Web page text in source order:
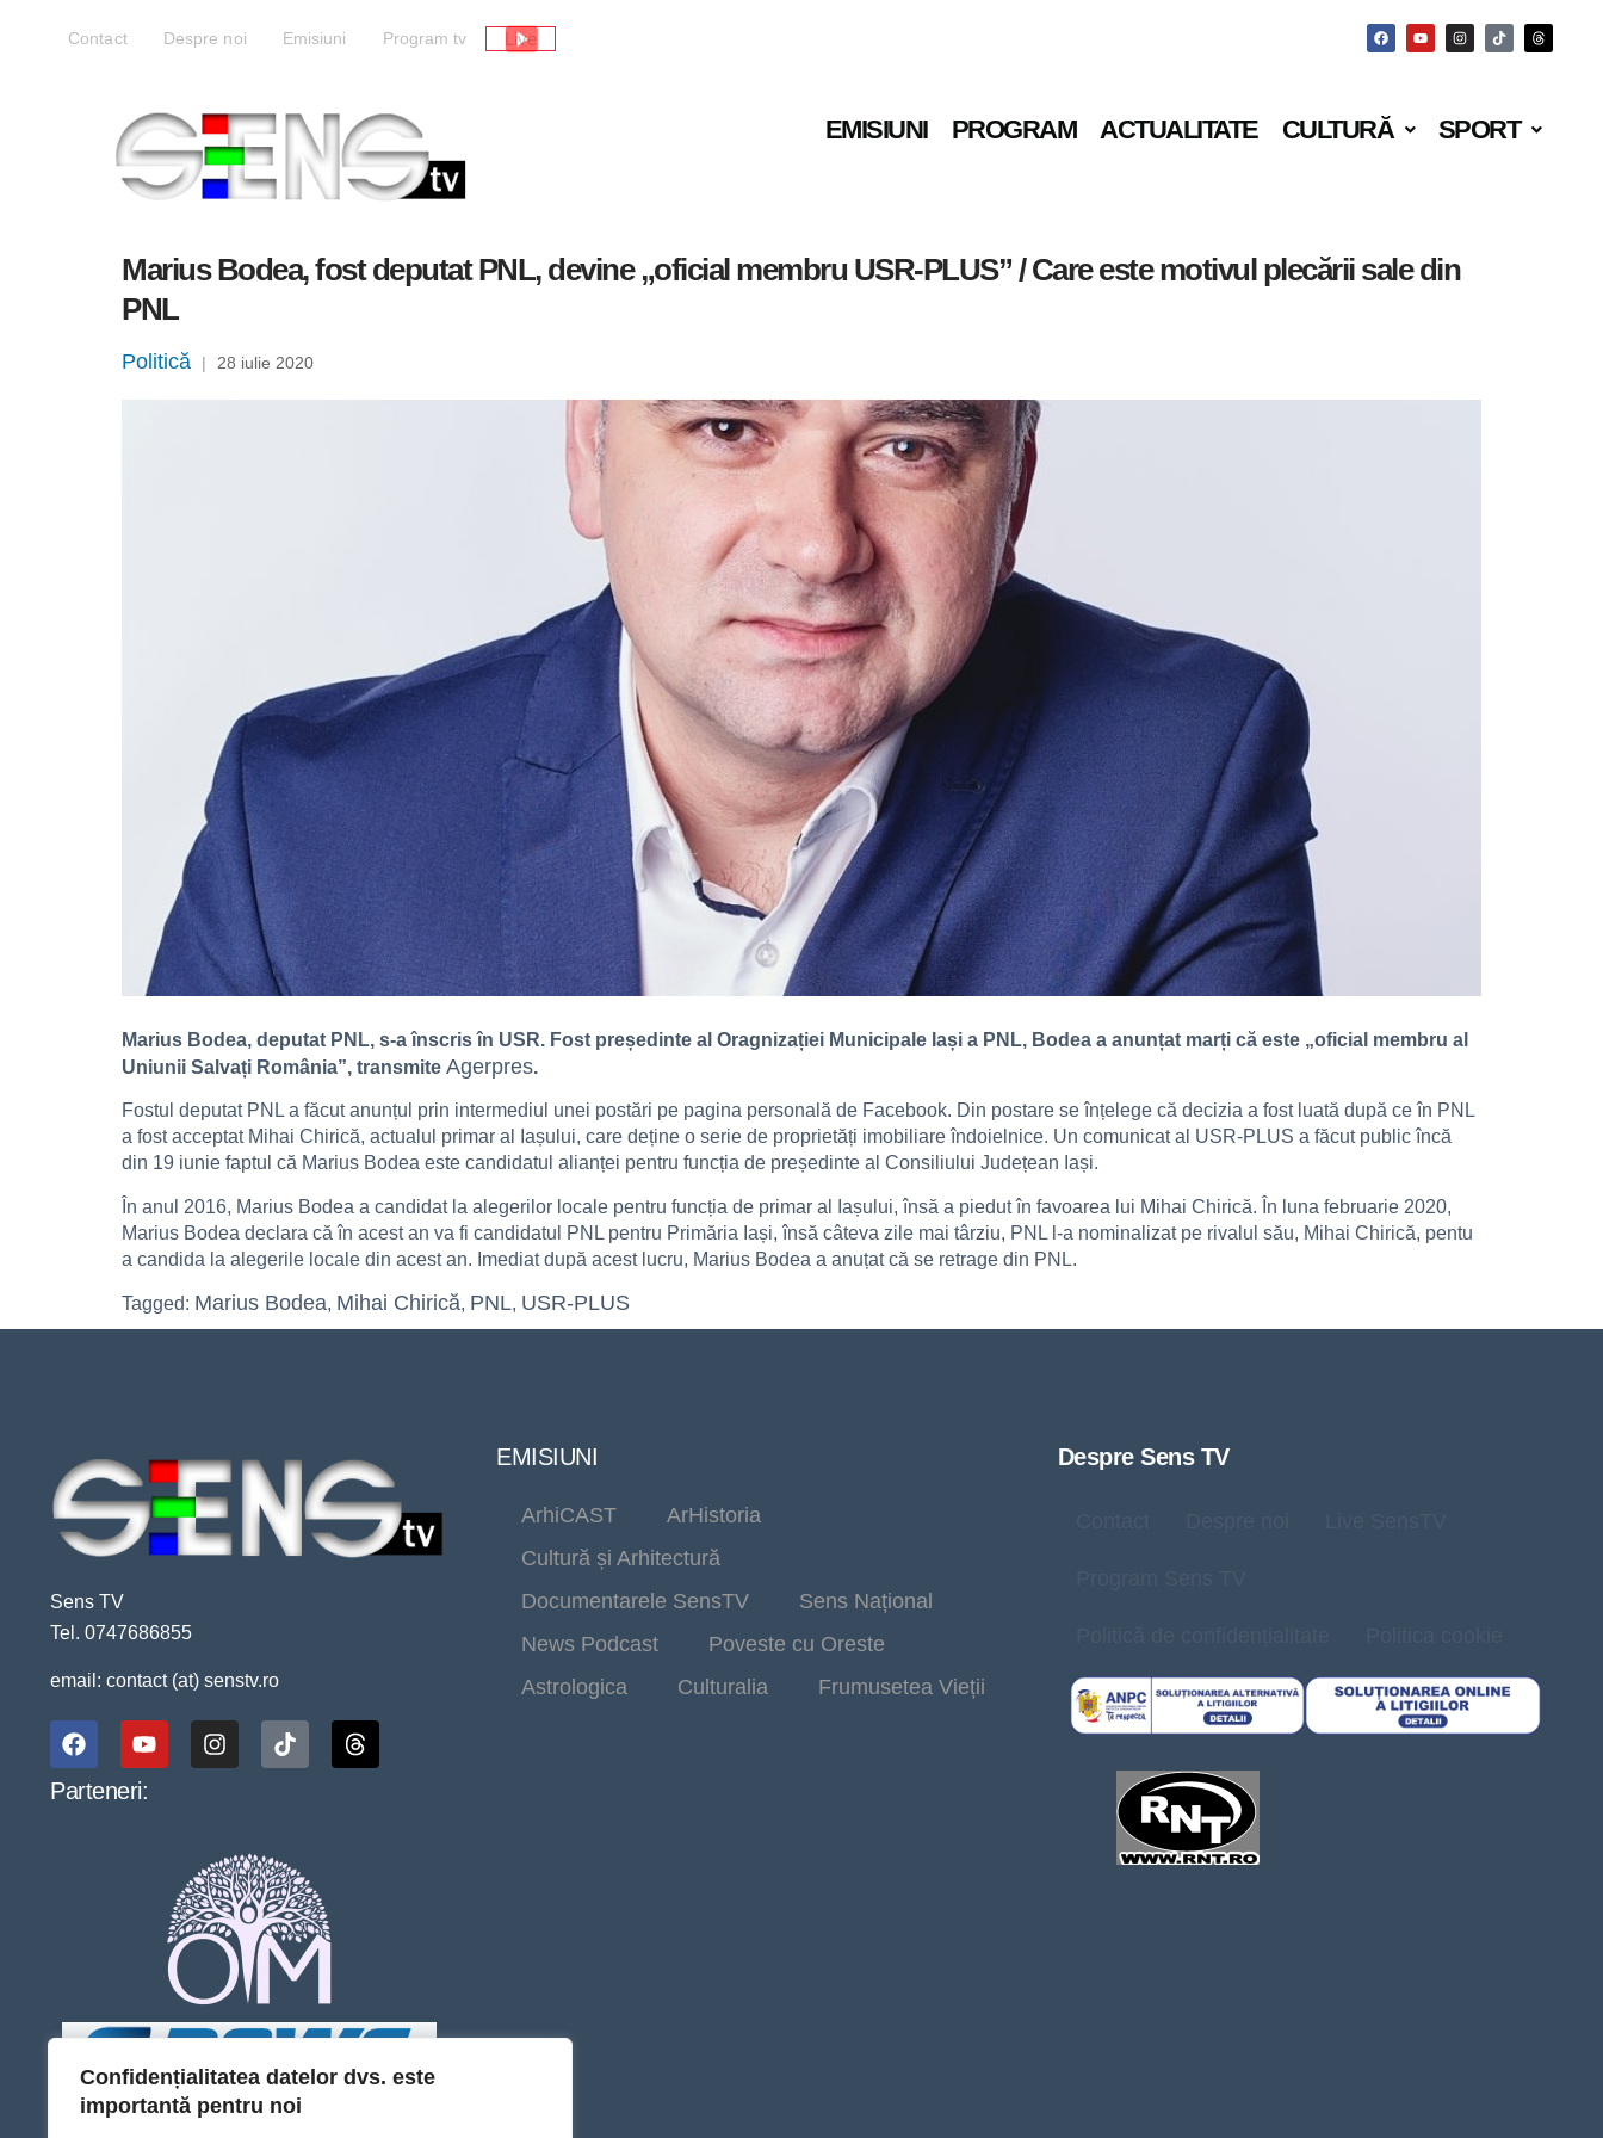
Confidențialitatea datelor dvs. este
importantă pentru noi
Contact Despre noi Emisiuni Program tv Live
EMISIUNI PROGRAM ACTUALITATE CULTURĂ SPORT
Marius Bodea, fost deputat PNL, devine „oficial membru USR-PLUS” / Care este motivul plecării sale din
PNL
Politică | 28 iulie 2020
Marius Bodea, deputat PNL, s-a înscris în USR. Fost președinte al Oragnizației Municipale Iași a PNL, Bodea a anunțat marți că este „oficial membru al
Uniunii Salvați România”, transmite Agerpres.
Fostul deputat PNL a făcut anunțul prin intermediul unei postări pe pagina personală de Facebook. Din postare se înțelege că decizia a fost luată după ce în PNL
a fost acceptat Mihai Chirică, actualul primar al Iașului, care deține o serie de proprietăți imobiliare îndoielnice. Un comunicat al USR-PLUS a făcut public încă
din 19 iunie faptul că Marius Bodea este candidatul alianței pentru funcția de președinte al Consiliului Județean Iași.
În anul 2016, Marius Bodea a candidat la alegerilor locale pentru funcția de primar al Iașului, însă a piedut în favoarea lui Mihai Chirică. În luna februarie 2020,
Marius Bodea declara că în acest an va fi candidatul PNL pentru Primăria Iași, însă câteva zile mai târziu, PNL l-a nominalizat pe rivalul său, Mihai Chirică, pentu
a candida la alegerile locale din acest an. Imediat după acest lucru, Marius Bodea a anuțat că se retrage din PNL.
Tagged: Marius Bodea, Mihai Chirică, PNL, USR-PLUS
Sens TV
Tel. 0747686855
email: contact (at) senstv.ro
Parteneri:
EMISIUNI
ArhiCAST
ArHistoria
Cultură și Arhitectură
Documentarele SensTV
Sens Național
News Podcast
Poveste cu Oreste
Astrologica
Culturalia Frumusetea Vieții
Despre Sens TV